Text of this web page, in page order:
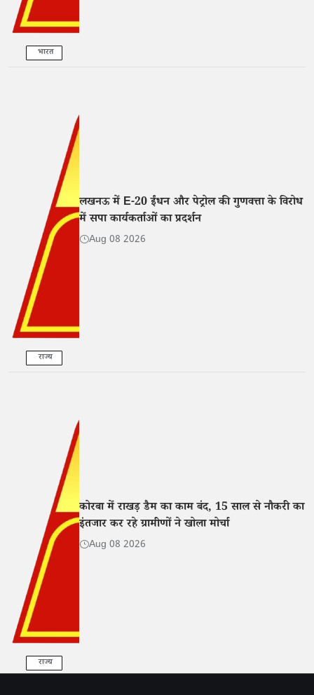
भारत
राज्य
लखनऊ में E-20 ईंधन और पेट्रोल की गुणवत्ता के विरोध
में सपा कार्यकर्ताओं का प्रदर्शन
Aug 08 2026
राज्य
कोरबा में राखड़ डैम का काम बंद, 15 साल से नौकरी का
इंतजार कर रहे ग्रामीणों ने खोला मोर्चा
Aug 08 2026